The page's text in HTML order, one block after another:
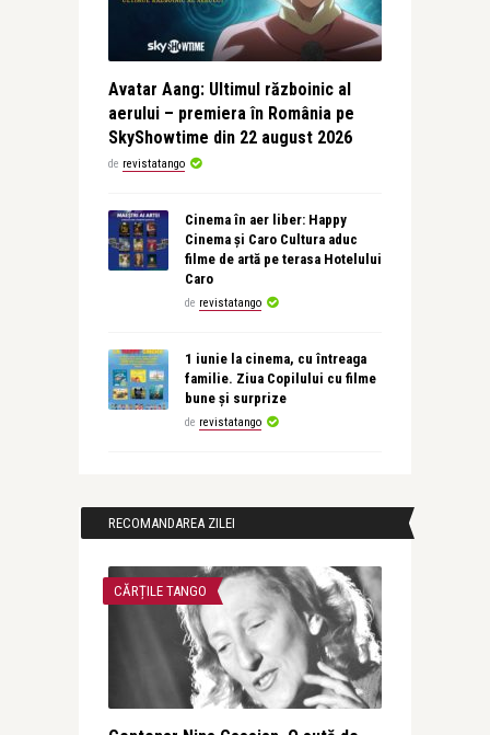
Avatar Aang: Ultimul războinic al
aerului – premiera în România pe
SkyShowtime din 22 august 2026
de revistatango
Cinema în aer liber: Happy
Cinema și Caro Cultura aduc
filme de artă pe terasa Hotelului
Caro
de revistatango
1 iunie la cinema, cu întreaga
familie. Ziua Copilului cu filme
bune și surprize
de revistatango
RECOMANDAREA ZILEI
CĂRȚILE TANGO